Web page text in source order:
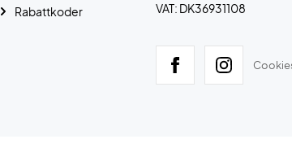
VAT: DK36931108
Rabattkoder